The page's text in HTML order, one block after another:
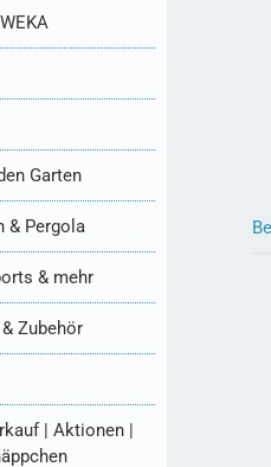
Garten
& Pergola
& mehr
Zubehör
| Aktionen |